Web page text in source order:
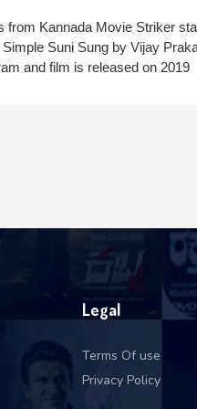
from Kannada Movie Striker
Suni Sung by Vijay
and film is released on 2019
Legal
Terms Of use
Privacy Policy